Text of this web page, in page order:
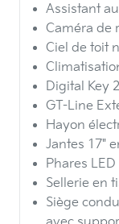
Assistant
Caméra de
Ciel de toit
Digital Key
GT-Line
Hayon
Jantes 17"
Phares
Sellerie en
Siège